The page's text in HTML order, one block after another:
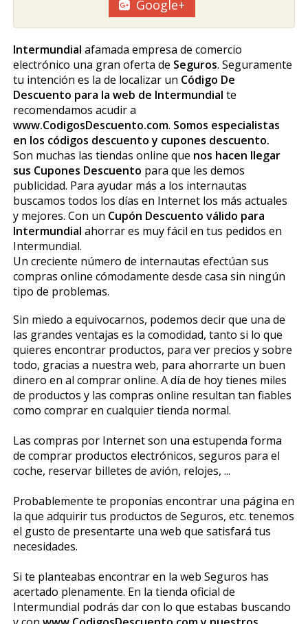
Google+
Intermundial afamada empresa de comercio
electrónico una gran oferta de Seguros. Seguramente
tu intención es la de localizar un Código De
Descuento para la web de Intermundial te
recomendamos acudir a
www.CodigosDescuento.com. Somos especialistas
en los códigos descuento y cupones descuento.
Son muchas las tiendas online que nos hacen llegar
sus Cupones Descuento para que les demos
publicidad. Para ayudar más a los internautas
buscamos todos los días en Internet los más actuales
y mejores. Con un Cupón Descuento válido para
Intermundial ahorrar es muy fácil en tus pedidos en
Intermundial.
Un creciente número de internautas efectúan sus
compras online cómodamente desde casa sin ningún
tipo de problemas.
Sin miedo a equivocarnos, podemos decir que una de
las grandes ventajas es la comodidad, tanto si lo que
quieres encontrar productos, para ver precios y sobre
todo, gracias a nuestra web, para ahorrarte un buen
dinero en al comprar online. A día de hoy tienes miles
de productos y las compras online resultan tan fiables
como comprar en cualquier tienda normal.
Las compras por Internet son una estupenda forma
de comprar productos electrónicos, seguros para el
coche, reservar billetes de avión, relojes, ...
Probablemente te proponías encontrar una página en
la que adquirir tus productos de Seguros, etc. tenemos
el gusto de presentarte una web que satisfará tus
necesidades.
Si te planteabas encontrar en la web Seguros has
acertado plenamente. En la tienda oficial de
Intermundial podrás dar con lo que estabas buscando